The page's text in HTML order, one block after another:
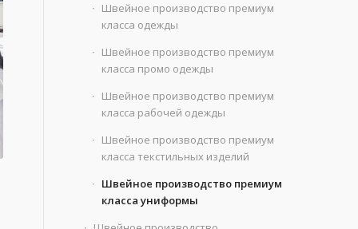
Швейное производство премиум
класса одежды
Швейное производство премиум
класса промо одежды
Швейное производство премиум
класса рабочей одежды
Швейное производство премиум
класса текстильных изделий
Швейное производство премиум
класса униформы